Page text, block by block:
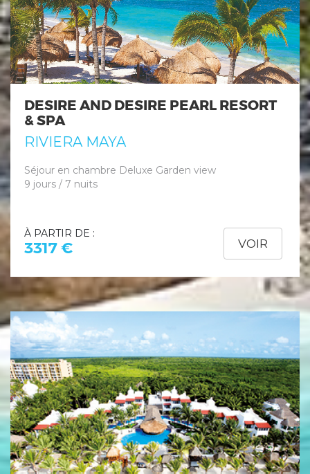
DESIRE AND DESIRE PEARL RESORT
& SPA
RIVIERA MAYA
Séjour en chambre Deluxe Garden view
9 jours / 7 nuits
À PARTIR DE :
3317 € VOIR